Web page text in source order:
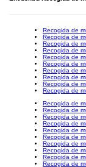
Recogida de
Recogida de
Recogida de
Recogida de
Recogida de
Recogida de
Recogida de
Recogida de
Recogida de
Recogida de
Recogida de
Recogida de
Recogida de
Recogida de
Recogida de
Recogida de
Recogida de
Recogida de
Recogida de
Recogida de